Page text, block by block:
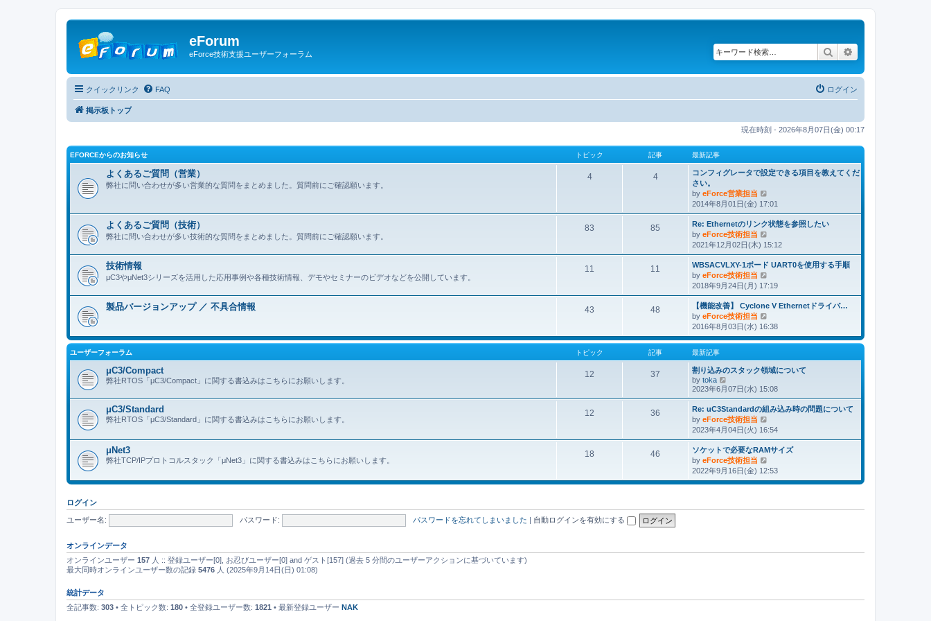
eForum
eForce技術支援ユーザーフォーラム 検索
クイックリンク FAQ ログイン
掲示板トップ
現在時刻 - 2026年8月07日(金) 00:17
EFORCEからのお知らせ トピック 記事 最新記事
よくあるご質問（営業）
弊社に問い合わせが多い営業的な質問をまとめました。質問前にご確認願います。
4 4
コンフィグレータで設定できる項目を教えてくだ
さい。
by eForce営業担当
新
記
事
2014年8月01日(金) 17:01
よくあるご質問（技術）
弊社に問い合わせが多い技術的な質問をまとめました。質問前にご確認願います。
83 85
Re: Ethernetのリンク状態を参照したい
by eForce技術担当
新
記
事
2021年12月02日(木) 15:12
技術情報
μC3やμNet3シリーズを活用した応用事例や各種技術情報、デモやセミナーのビデオなどを公開しています。
11 11
WBSACVLXY-1ボード UART0を使用する手順
by eForce技術担当
新
記
事
2018年9月24日(月) 17:19
製品バージョンアップ ／ 不具合情報 43 48
【機能改善】 Cyclone V Ethernetドライバ…
by eForce技術担当
新
記
2016年8月03日(水) 16:38
ユーザーフォーラム トピック 記事 最新記事
μC3/Compact
弊社RTOS「μC3/Compact」に関する書込みはこちらにお願いします。
12 37
割り込みのスタック領域について
by toka
新
記
事
2023年6月07日(水) 15:08
μC3/Standard
弊社RTOS「μC3/Standard」に関する書込みはこちらにお願いします。
12 36
Re: uC3Standardの組み込み時の問題について
by eForce技術担当
新
記
事
2023年4月04日(火) 16:54
μNet3
弊社TCP/IPプロトコルスタック「μNet3」に関する書込みはこちらにお願いします。
18 46
ソケットで必要なRAMサイズ
by eForce技術担当
新
記
2022年9月16日(金) 12:53
ログイン
ユーザー名: パスワード: パスワードを忘れてしまいました | 自動ログインを有効にする
オンラインデータ
オンラインユーザー 157 人 :: 登録ユーザー[0], お忍びユーザー[0] and ゲスト[157] (過去 5 分間のユーザーアクションに基づいています)
最大同時オンラインユーザー数の記録 5476 人 (2025年9月14日(日) 01:08)
統計データ
全記事数: 303 • 全トピック数: 180 • 全登録ユーザー数: 1821 • 最新登録ユーザー NAK